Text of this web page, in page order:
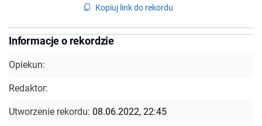
Kopiuj link do rekordu
Informacje o rekordzie
Opiekun:
Redaktor:
Utworzenie rekordu: 08.06.2022, 22:45